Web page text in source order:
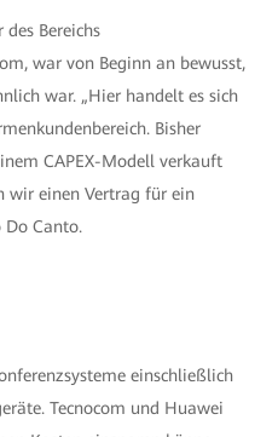
Bereichs
war von Beginn an bewusst,
war. „Hier handelt es sich
Bisher
CAPEX-Modell verkauft
wir einen Vertrag für ein
Do Canto.
einschließlich
Tecnocom und Huawei